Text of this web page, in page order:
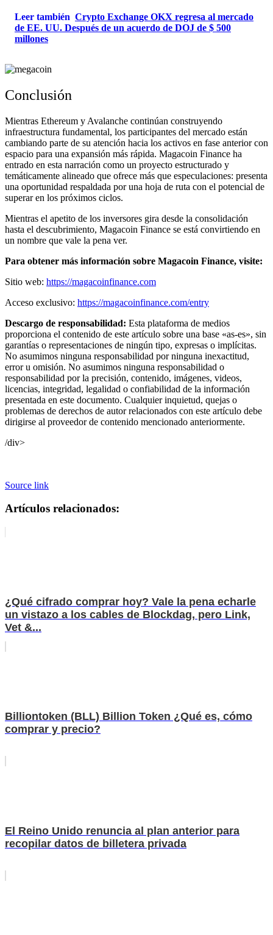
Leer también Crypto Exchange OKX regresa al mercado
de EE. UU. Después de un acuerdo de DOJ de $ 500
millones
Conclusión
Mientras Ethereum y Avalanche continúan construyendo
infraestructura fundamental, los participantes del mercado están
cambiando parte de su atención hacia los activos en fase anterior con
espacio para una expansión más rápida. Magacoin Finance ha
entrado en esta narración como un proyecto estructurado y
temáticamente alineado que ofrece más que especulaciones: presenta
una oportunidad respaldada por una hoja de ruta con el potencial de
superar en los próximos ciclos.
Mientras el apetito de los inversores gira desde la consolidación
hasta el descubrimiento, Magacoin Finance se está convirtiendo en
un nombre que vale la pena ver.
Para obtener más información sobre Magacoin Finance, visite:
Sitio web: https://magacoinfinance.com
Acceso exclusivo: https://magacoinfinance.com/entry
Descargo de responsabilidad: Esta plataforma de medios
proporciona el contenido de este artículo sobre una base «as-es», sin
garantías o representaciones de ningún tipo, expresas o implícitas.
No asumimos ninguna responsabilidad por ninguna inexactitud,
error u omisión. No asumimos ninguna responsabilidad o
responsabilidad por la precisión, contenido, imágenes, videos,
licencias, integridad, legalidad o confiabilidad de la información
presentada en este documento. Cualquier inquietud, quejas o
problemas de derechos de autor relacionados con este artículo debe
dirigirse al proveedor de contenido mencionado anteriormente.
/div>
Source link
Artículos relacionados:
¿Qué cifrado comprar hoy? Vale la pena echarle
un vistazo a los cables de Blockdag, pero Link,
Vet &...
Billiontoken (BLL) Billion Token ¿Qué es, cómo
comprar y precio?
El Reino Unido renuncia al plan anterior para
recopilar datos de billetera privada